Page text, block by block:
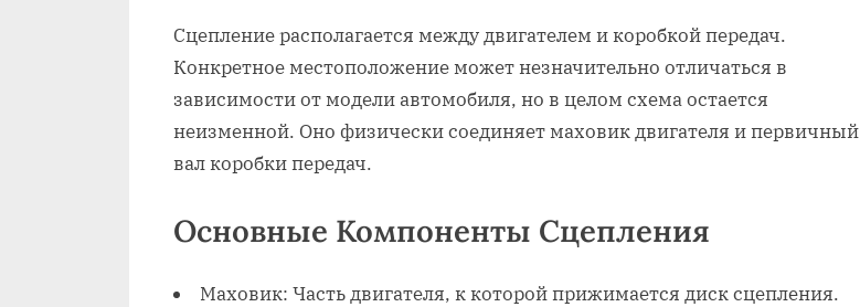
Сцепление располагается между двигателем и коробкой передач.
Конкретное местоположение может незначительно отличаться в
зависимости от модели автомобиля, но в целом схема остается
неизменной. Оно физически соединяет маховик двигателя и первичный
вал коробки передач.
Основные Компоненты Сцепления
Маховик: Часть двигателя, к которой прижимается диск сцепления.